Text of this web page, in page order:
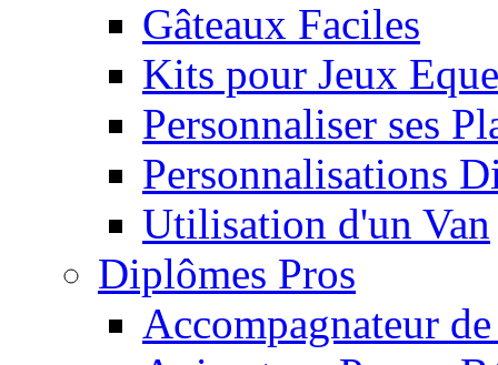
Gâteaux Faciles
Kits pour Jeux
Personnaliser ses
Personnalisations
Utilisation d'un Van
Diplômes Pros
Accompagnateur